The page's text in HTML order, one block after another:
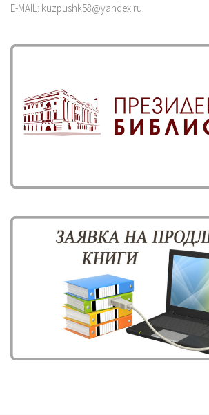
E-MAIL: kuzpushk58@yandex.ru